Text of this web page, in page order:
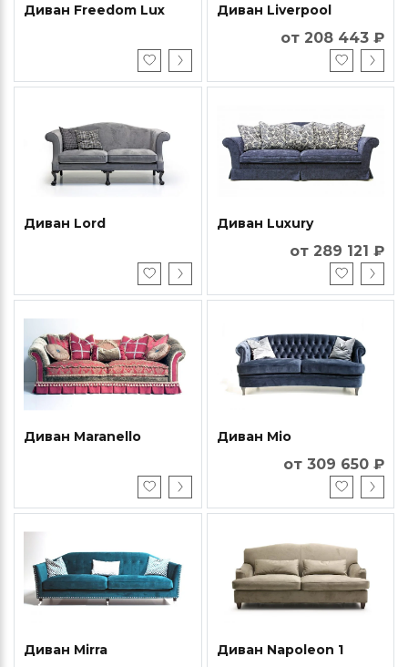
Диван Freedom Lux Диван Liverpool
от 208 443 ₽
Диван Lord Диван Luxury
от 289 121 ₽
Диван Maranello Диван Mio
от 309 650 ₽
Диван Mirra Диван Napoleon 1